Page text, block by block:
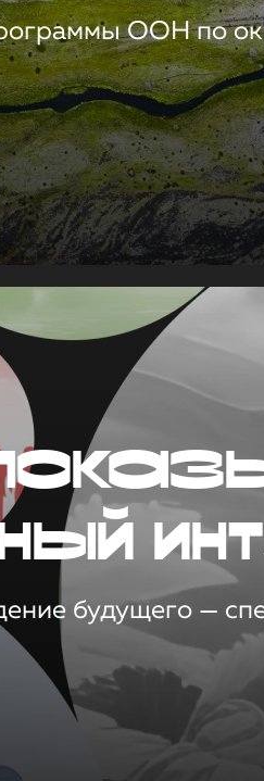
ООН по
будущего —